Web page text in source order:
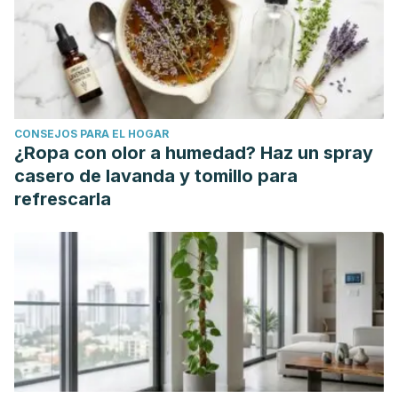
CONSEJOS PARA EL HOGAR
¿Ropa con olor a humedad? Haz un spray
casero de lavanda y tomillo para
refrescarla